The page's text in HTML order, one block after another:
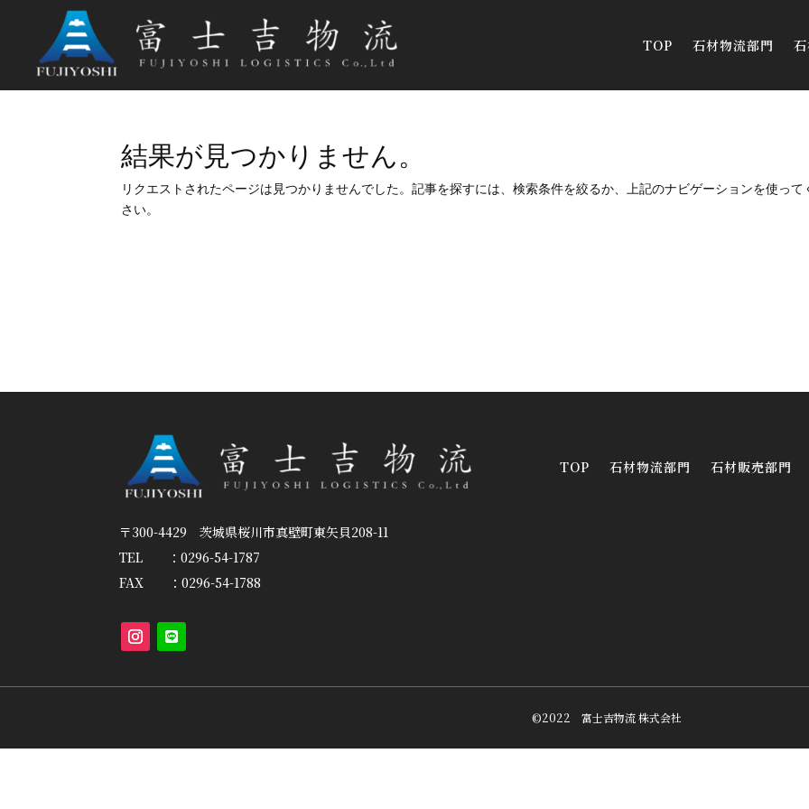
TOP 石材物流部門
結果が見つかりません。
リクエストされたページは見つかりませんでした。記事を探すには、検索条件を絞るか、上記のナビゲーションを使って
さい。
〒300-4429 茨城県桜川市真壁町東矢貝208-11
TEL ：0296-54-1787
FAX ：0296-54-1788
TOP 石材物流部門 石材販売部門
©2022 富士吉物流 株式会社